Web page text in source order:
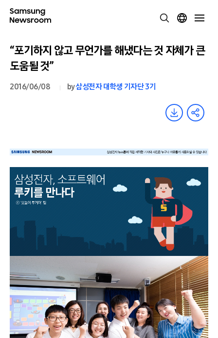
“포기하지 않고 무언가를 해냈다는 것 자체가 큰
도움될 것”
2016/06/08 by삼성전자 대학생 기자단 3기